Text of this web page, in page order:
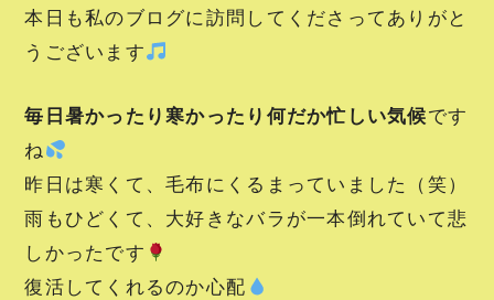
本日も私のブログに訪問してくださってありがと
うございます
毎日暑かったり寒かったり何だか忙しい気候です
ね
昨日は寒くて、毛布にくるまっていました（笑）
雨もひどくて、大好きなバラが一本倒れていて悲
しかったです
復活してくれるのか心配